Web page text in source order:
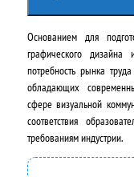
ч
а
л
ь
н
а
ц
е
н
а
:
2
Основанием для
графического
потребность рынка
обладающих
сфере визуальной
соответствия
требованиям индустрии.